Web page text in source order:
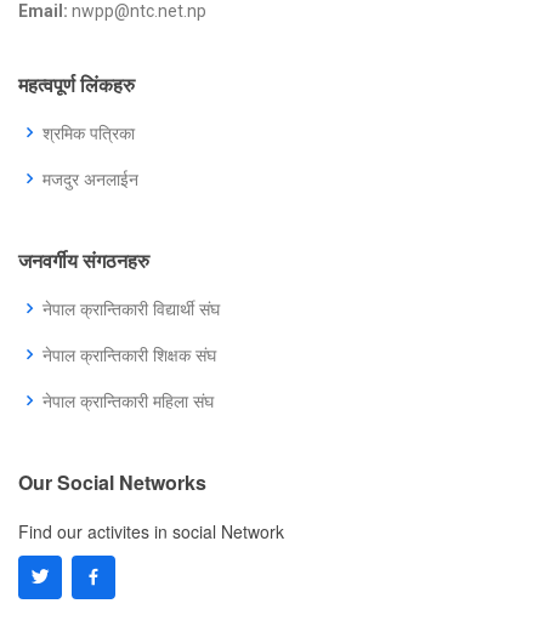
Email: nwpp@ntc.net.np
महत्वपूर्ण लिंकहरु
श्रमिक पत्रिका
मजदुर अनलाईन
जनवर्गीय संगठनहरु
नेपाल क्रान्तिकारी विद्यार्थी संघ
नेपाल क्रान्तिकारी शिक्षक संघ
नेपाल क्रान्तिकारी महिला संघ
Our Social Networks
Find our activites in social Network